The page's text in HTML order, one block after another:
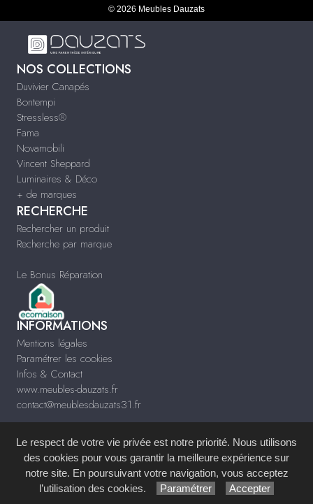
© 2026 Meubles Dauzats
NOS COLLECTIONS
Duvivier Canapés
Bontempi
Stressless®
Fama
Novamobili
Vincent Sheppard
Luminaires & Déco
+ de marques
RECHERCHE
Rechercher un produit
Recherche par marque
Le Bonus Réparation
INFORMATIONS
Mentions légales
Paramétrer les cookies
Infos & Contact
www.meubles-dauzats.fr
contact@meublesdauzats31.fr
Site réalisé avec leSystème de Gestion de Contenu (SGC)imagenia, créé et
développé en France parmémoire d'images.
Le respect de votre vie privée est notre priorité. Nous utilisons
des cookies pour vous garantir la meilleure expérience sur
notre site. En poursuivant votre navigation, vous acceptez
l’utilisation des cookies.
Paramétrer Accepter